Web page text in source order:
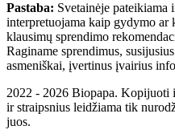
Pastaba: Svetainėje pateikiama
interpretuojama kaip gydymo ar
klausimų sprendimo
Raginame sprendimus,
asmeniškai, įvertinus įvairius
2022 - 2026 Biopapa. Kopijuoti
ir straipsnius leidžiama tik
juos.